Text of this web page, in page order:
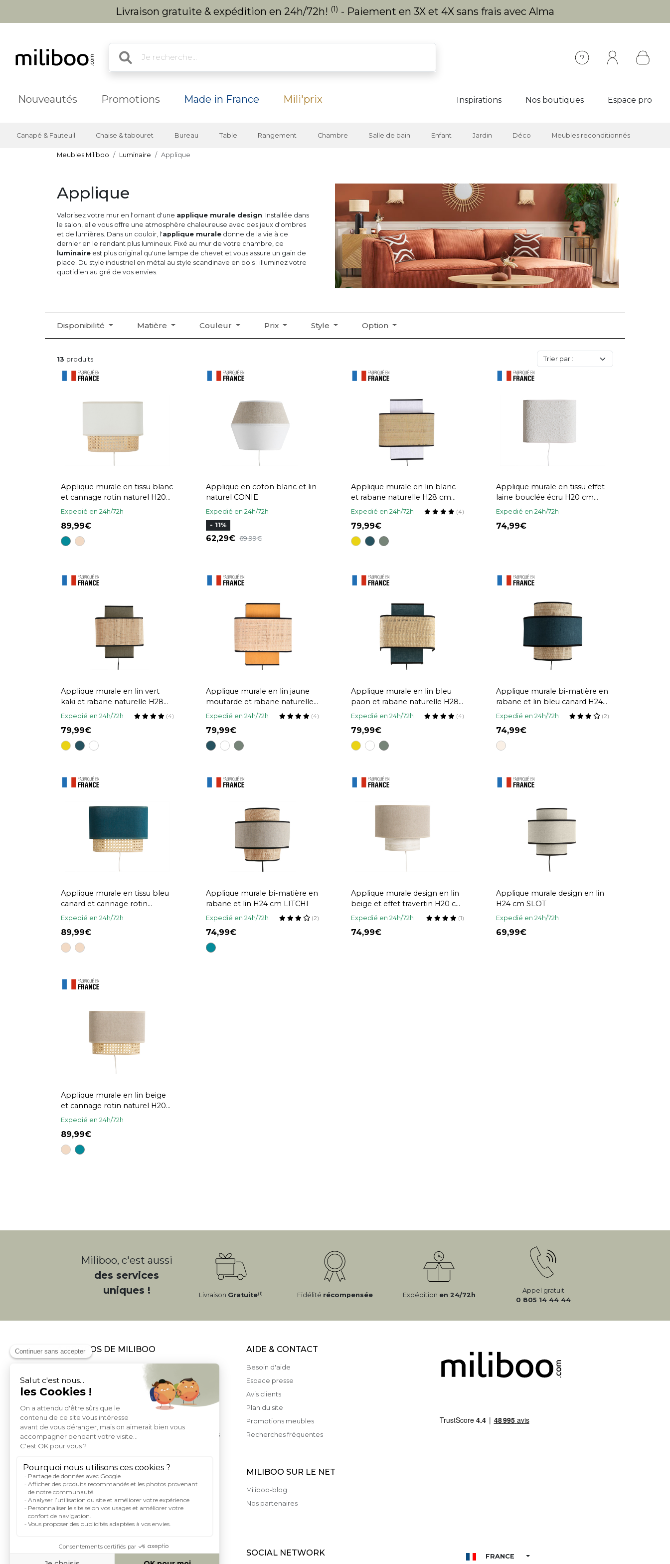
Livraison gratuite & expédition en 24h/72h! (1) - Paiement en 3X et 4X sans frais avec Alma
Nouveautés Promotions Made in France Mili'prix Inspirations Nos boutiques Espace pro
Canapé & Fauteuil Chaise & tabouret Bureau Table Rangement Chambre Salle de bain Enfant Jardin Déco Meubles reconditionnés
Meubles Miliboo Luminaire Applique
Applique
Valorisez votre mur en l'ornant d'une applique murale design. Installée dans
le salon, elle vous offre une atmosphère chaleureuse avec des jeux d'ombres
et de lumières. Dans un couloir, l'applique murale donne de la vie à ce
dernier en le rendant plus lumineux. Fixé au mur de votre chambre, ce
luminaire est plus original qu'une lampe de chevet et vous assure un gain de
place. Du style industriel en métal au style scandinave en bois : illuminez votre
quotidien au gré de vos envies.
Disponibilité Matière Couleur Prix Style Option
13 produits
Applique murale en tissu blanc
et cannage rotin naturel H20
cm TIWY
Expedié en 24h/72h
89,99
Applique en coton blanc et lin
naturel CONIE
Expedié en 24h/72h
- 11%
62,29 69,99
Applique murale en lin blanc
et rabane naturelle H28 cm
TERA
Expedié en 24h/72h (4)
79,99
Applique murale en tissu effet
laine bouclée écru H20 cm
TESSA
Expedié en 24h/72h
74,99
Applique murale en lin vert
kaki et rabane naturelle H28
cm TERA
Expedié en 24h/72h (4)
79,99
Applique murale en lin jaune
moutarde et rabane naturelle
H28 cm TERA
Expedié en 24h/72h (4)
79,99
Applique murale en lin bleu
paon et rabane naturelle H28
cm TERA
Expedié en 24h/72h (4)
79,99
Applique murale bi-matière en
rabane et lin bleu canard H24
cm LITCHI
Expedié en 24h/72h (2)
74,99
Applique murale en tissu bleu
canard et cannage rotin
naturel H20 cm TIWY
Expedié en 24h/72h
89,99
Applique murale bi-matière en
rabane et lin H24 cm LITCHI
Expedié en 24h/72h (2)
74,99
Applique murale design en lin
beige et effet travertin H20 cm
SEMA
Expedié en 24h/72h (1)
74,99
Applique murale design en lin
H24 cm SLOT
Expedié en 24h/72h
69,99
Applique murale en lin beige
et cannage rotin naturel H20
cm TIWY
Expedié en 24h/72h
89,99
Miliboo, c'est aussi
des services
uniques !
Livraison Gratuite(1) Fidélité récompensée Expédition en 24/72h
Appel gratuit
0 805 14 44 44
À PROPOS DE MILIBOO
Mentions légales
Moyens de paiement
Livraison
Conditions générales de Vente
Politique de protection des données personnelles
Conditions générales d'utilisation du site
Carte de fidelite et parrainage
Rejoignez-nous
Index égalité femme homme
Espace investisseurs
AIDE & CONTACT
Besoin d'aide
Espace presse
Avis clients
Plan du site
Promotions meubles
Recherches fréquentes
MILIBOO SUR LE NET
Miliboo-blog
Nos partenaires
MOYENS DE PAIEMENT SOCIAL NETWORK FRANCE